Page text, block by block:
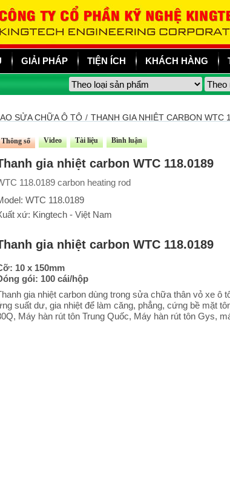
GIẢI PHÁP TIỆN ÍCH KHÁCH HÀNG
SỬA CHỮA Ô TÔ / THANH GIA NHIỆT CARBON WTC
Thông số Video Tài liệu Bình luận
gia nhiệt carbon WTC 118.0189
118.0189 carbon heating rod
WTC 118.0189
xứ: Kingtech - Việt Nam
gia nhiệt carbon WTC 118.0189
10 x 150mm
gói: 100 cái/hộp
gia nhiệt carbon dùng trong sửa chữa thân vỏ xe ô
suất dư, gia nhiệt để làm căng, phẳng, cứng bề mặt
Máy hàn rút tôn Trung Quốc, Máy hàn rút tôn Gys,